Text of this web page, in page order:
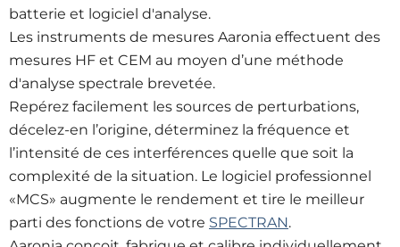
batterie et logiciel d'analyse.
Les instruments de mesures Aaronia effectuent des
mesures HF et CEM au moyen d’une méthode
d'analyse spectrale brevetée.
Repérez facilement les sources de perturbations,
décelez-en l’origine, déterminez la fréquence et
l’intensité de ces interférences quelle que soit la
complexité de la situation. Le logiciel professionnel
«MCS» augmente le rendement et tire le meilleur
parti des fonctions de votre SPECTRAN.